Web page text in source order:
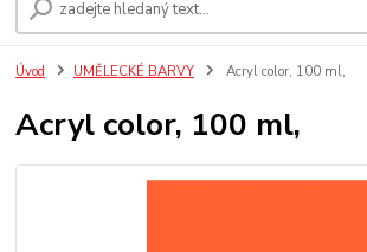
Úvod UMĚLECKÉ BARVY Acryl color, 100 ml,
Acryl color, 100 ml,